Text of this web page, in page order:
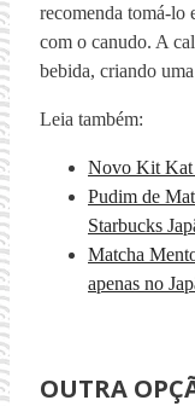
recomenda tomá-lo
com o canudo. A
bebida, criando
Leia também:
Novo Kit Kat
Pudim de
Starbucks
Matcha
apenas no
OUTRA